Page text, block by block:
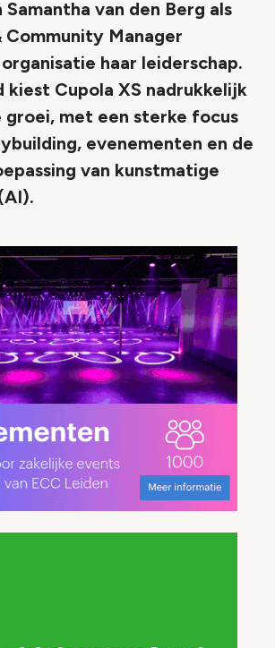
Samantha van den Berg als
Community Manager
haar leiderschap.
Cupola XS nadrukkelijk
met een sterke focus
evenementen en de
van kunstmatige